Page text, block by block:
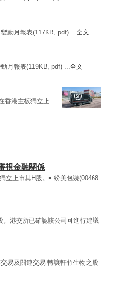
動月報表(117KB, pdf) ...全文
月報表(119KB, pdf) ...全文
香港主板獨立上
視金融關係
立上市其H股。￭ 紛美包裝(00468
。港交所已確認該公司可進行建議
易及關連交易-轉讓軒竹生物之股